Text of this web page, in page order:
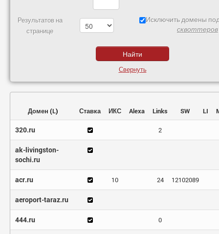
Результатов на
странице
Исключить домены
сквоттеров
Свернуть
Домен (L) Ставка ИКС Alexa Links SW LI
320.ru 2
ak-livingston-
sochi.ru
acr.ru 10 24 12102089
aeroport-taraz.ru
444.ru 0